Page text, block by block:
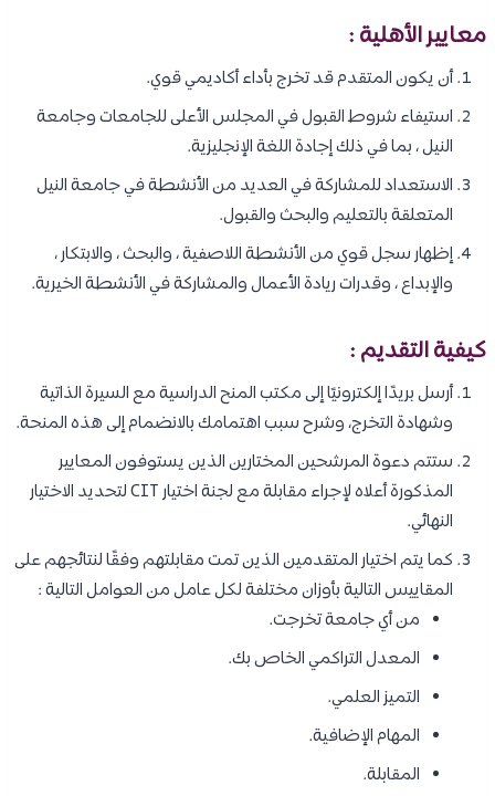
معايير الأهلية :
أن يكون المتقدم قد تخرج بأداء أكاديمي قوي.
استيفاء شروط القبول في المجلس الأعلى للجامعات وجامعة
النيل ، بما في ذلك إجادة اللغة الإنجليزية.
الاستعداد للمشاركة في العديد من الأنشطة في جامعة النيل
المتعلقة بالتعليم والبحث والقبول.
إظهار سجل قوي من الأنشطة اللاصفية ، والبحث ، والابتكار ،
والإبداع ، وقدرات ريادة الأعمال والمشاركة في الأنشطة الخيرية.
كيفية التقديم :
أرسل بريدًا إلكترونيًا إلى مكتب المنح الدراسية مع السيرة الذاتية
وشهادة التخرج، وشرح سبب اهتمامك بالانضمام إلى هذه المنحة.
ستتم دعوة المرشحين المختارين الذين يستوفون المعايير
المذكورة أعلاه لإجراء مقابلة مع لجنة اختيار CIT لتحديد الاختيار
النهائي.
كما يتم اختيار المتقدمين الذين تمت مقابلتهم وفقًا لنتائجهم على
المقاييس التالية بأوزان مختلفة لكل عامل من العوامل التالية :
من أي جامعة تخرجت.
المعدل التراكمي الخاص بك.
التميز العلمي.
المهام الإضافية.
المقابلة.